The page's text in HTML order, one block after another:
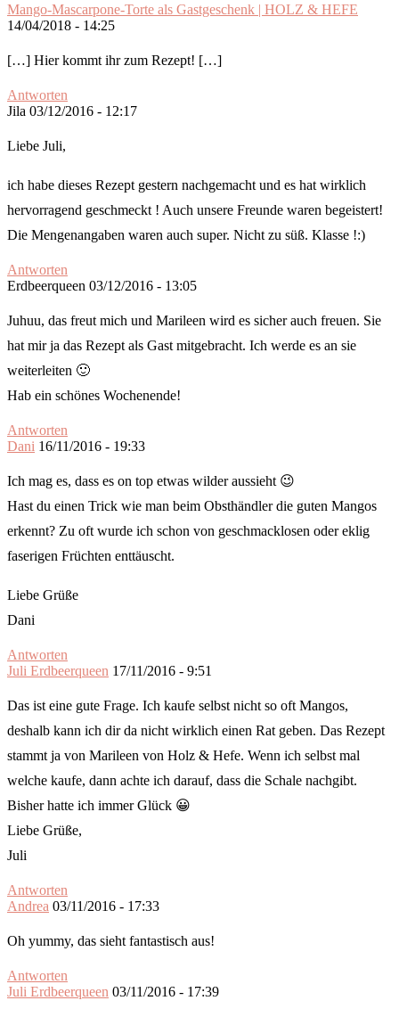
Mango-Mascarpone-Torte als Gastgeschenk | HOLZ & HEFE
14/04/2018 - 14:25
[…] Hier kommt ihr zum Rezept! […]
Antworten
Jila 03/12/2016 - 12:17
Liebe Juli,
ich habe dieses Rezept gestern nachgemacht und es hat wirklich
hervorragend geschmeckt ! Auch unsere Freunde waren begeistert!
Die Mengenangaben waren auch super. Nicht zu süß. Klasse !:)
Antworten
Erdbeerqueen 03/12/2016 - 13:05
Juhuu, das freut mich und Marileen wird es sicher auch freuen. Sie
hat mir ja das Rezept als Gast mitgebracht. Ich werde es an sie
weiterleiten 🙂
Hab ein schönes Wochenende!
Antworten
Dani 16/11/2016 - 19:33
Ich mag es, dass es on top etwas wilder aussieht 😉
Hast du einen Trick wie man beim Obsthändler die guten Mangos
erkennt? Zu oft wurde ich schon von geschmacklosen oder eklig
faserigen Früchten enttäuscht.
Liebe Grüße
Dani
Antworten
Juli Erdbeerqueen 17/11/2016 - 9:51
Das ist eine gute Frage. Ich kaufe selbst nicht so oft Mangos,
deshalb kann ich dir da nicht wirklich einen Rat geben. Das Rezept
stammt ja von Marileen von Holz & Hefe. Wenn ich selbst mal
welche kaufe, dann achte ich darauf, dass die Schale nachgibt.
Bisher hatte ich immer Glück 😀
Liebe Grüße,
Juli
Antworten
Andrea 03/11/2016 - 17:33
Oh yummy, das sieht fantastisch aus!
Antworten
Juli Erdbeerqueen 03/11/2016 - 17:39